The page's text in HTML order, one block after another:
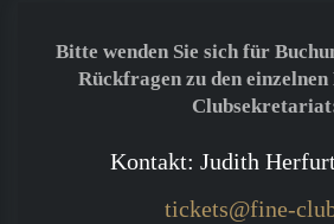
Bitte wenden Sie sich für
Rückfragen zu den einzelnen
Kontakt: Judith
tickets@fine-